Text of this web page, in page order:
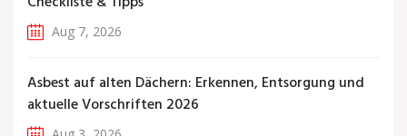
Aug 7, 2026
Asbest auf alten Dächern: Erkennen, Entsorgung und
aktuelle Vorschriften 2026